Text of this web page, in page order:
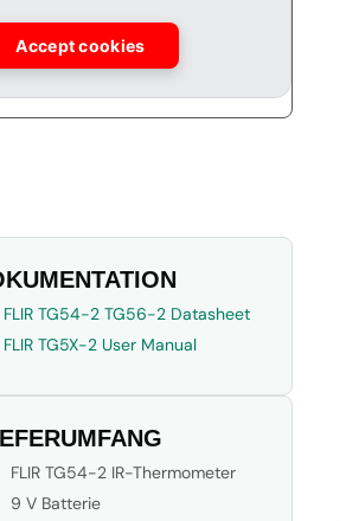
Accept cookies
FLIR TG54-2 TG56-2 Datasheet
FLIR TG5X-2 User Manual
FLIR TG54-2 IR-Thermometer
9 V Batterie